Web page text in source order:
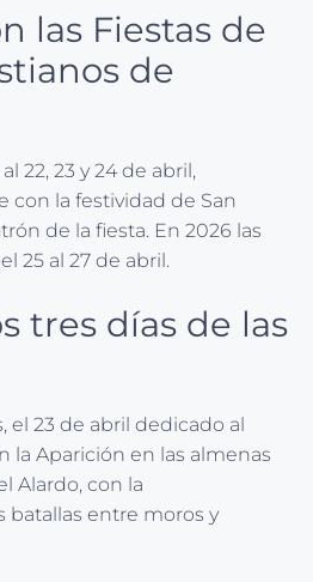
las Fiestas de
de
22, 23 y 24 de abril,
la festividad de San
de la fiesta. En 2026 las
25 al 27 de abril.
tres días de las
el 23 de abril dedicado al
la Aparición en las almenas
Alardo, con la
batallas entre moros y